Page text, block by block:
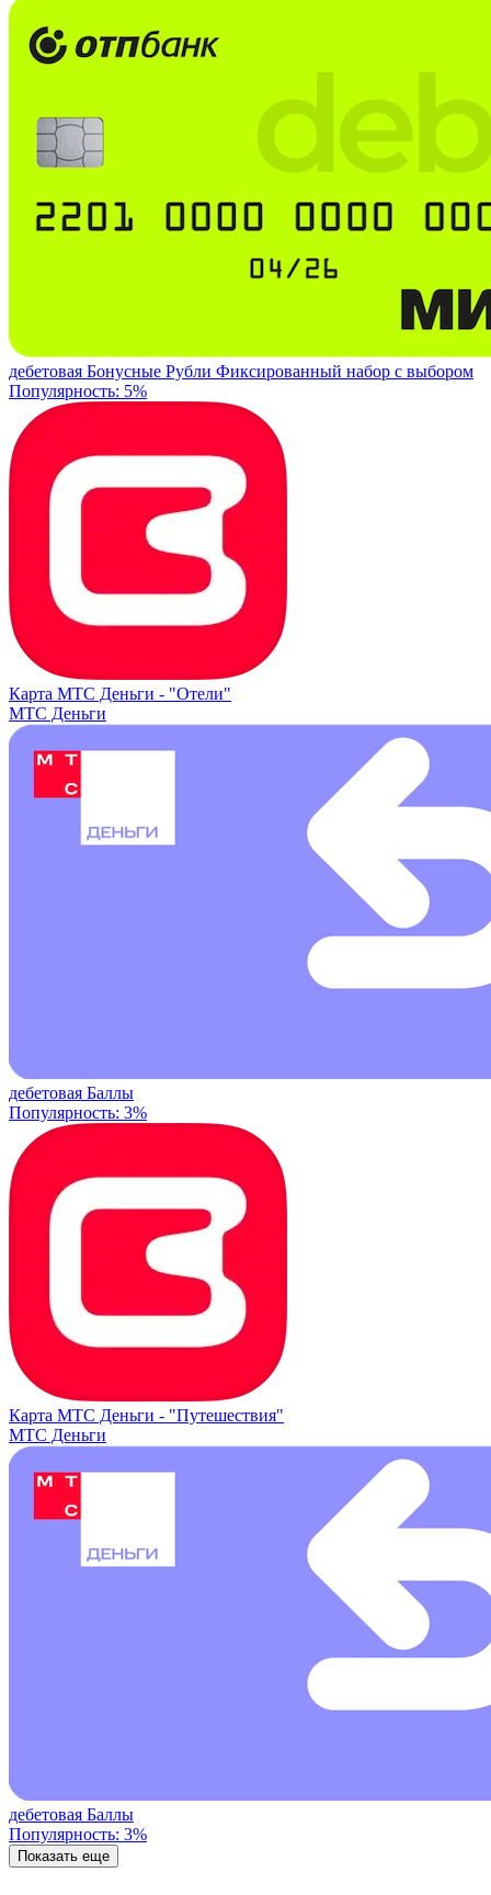
дебетовая Бонусные Рубли Фиксированный набор с выбором
Популярность: 5%
Карта МТС Деньги - "Отели"
МТС Деньги
дебетовая Баллы
Популярность: 3%
Карта МТС Деньги - "Путешествия"
МТС Деньги
дебетовая Баллы
Популярность: 3%
Показать еще